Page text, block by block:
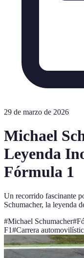
29 de marzo de 2026
Michael
Leyenda
Fórmula 1
Un recorrido fascinante
Schumacher, la leyenda
#Michael Schumacher#
F1#Carrera